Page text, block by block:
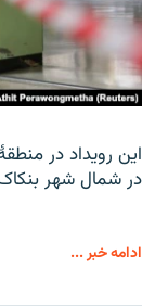
این رویداد در
در شمال شهر
ادامه خبر ...